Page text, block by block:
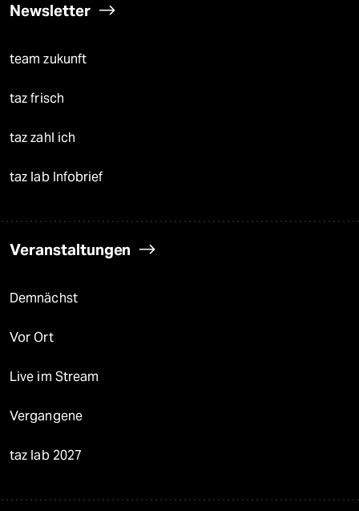
Newsletter
team zukunft
taz frisch
taz zahl ich
taz lab Infobrief
Veranstaltungen
Demnächst
Vor Ort
Live im Stream
Vergangene
taz lab 2027